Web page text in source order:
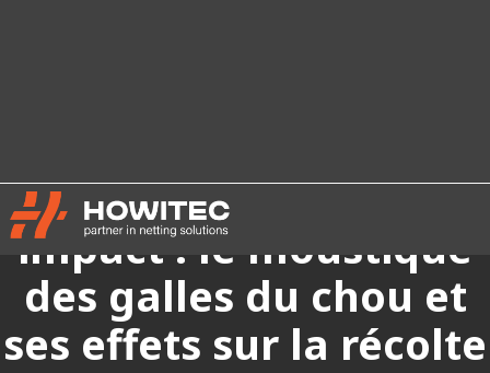
Petit moustique, grand
impact : le moustique
des galles du chou et
ses effets sur la récolte